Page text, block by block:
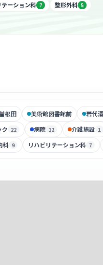
テーション科 7 整形外科 5
曽根田 美術館図書館前 岩代
ク 22 病院 12 介護施設 1
科 9 リハビリテーション科 7